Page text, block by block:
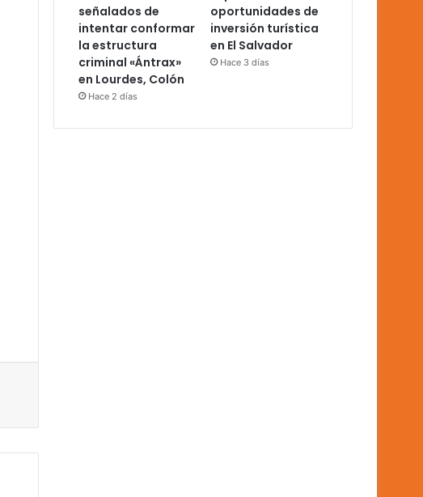
señalados de
intentar conformar
la estructura
criminal «Ántrax»
en Lourdes, Colón
Hace 2 días
oportunidades de
inversión turística
en El Salvador
Hace 3 días